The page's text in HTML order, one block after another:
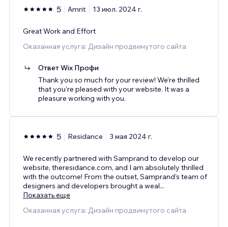
5 Amrit 13 июл. 2024 г.
Great Work and Effort
Оказанная услуга: Дизайн продвинутого сайта
Ответ Wix Профи
Thank you so much for your review! We’re thrilled
that you’re pleased with your website. It was a
pleasure working with you.
5 Residance 3 мая 2024 г.
We recently partnered with Samprand to develop our
website, theresidance.com, and I am absolutely thrilled
with the outcome! From the outset, Samprand's team of
designers and developers brought a weal...
Показать еще
Оказанная услуга: Дизайн продвинутого сайта